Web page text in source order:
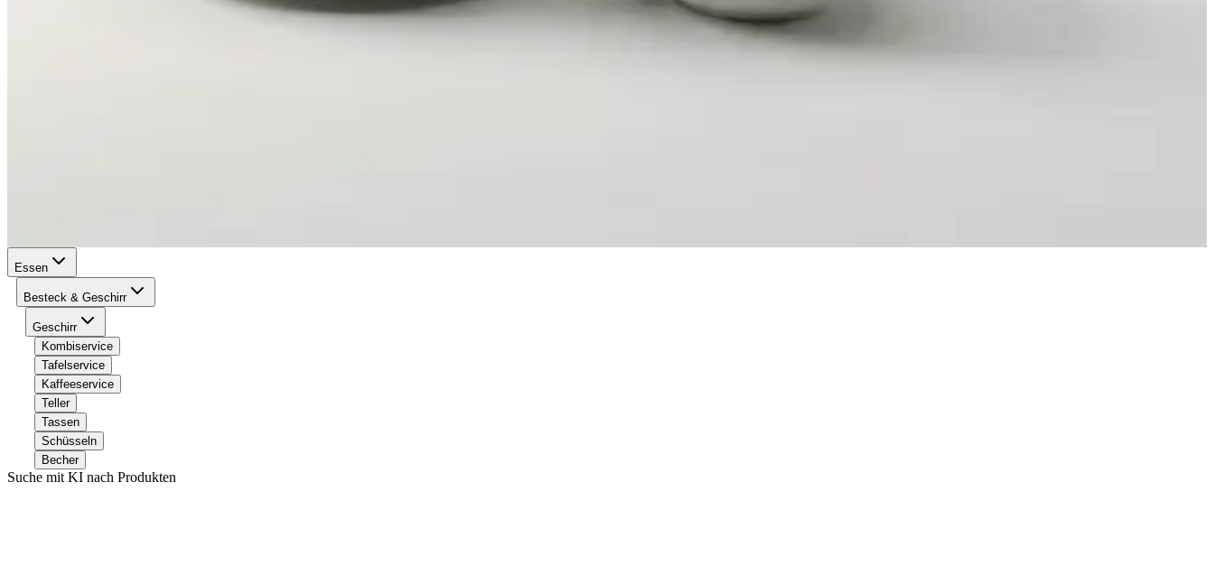
Essen
Besteck & Geschirr
Geschirr
Kombiservice
Tafelservice
Kaffeeservice
Teller
Tassen
Schüsseln
Becher
Suche mit KI nach Produkten